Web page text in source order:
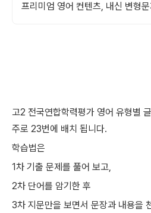
프리미엄 영어 컨텐츠, 내신 변형
고2 전국연합학력평가 영어 유형별
주로 23번에 배치 됩니다.
학습법은
1차 기출 문제를 풀어 보고,
2차 단어를 암기한 후
3차 지문만을 보면서 문장과 내용을